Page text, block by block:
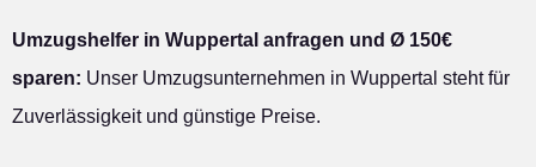
Umzugshelfer in Wuppertal anfragen und Ø 150€
sparen: Unser Umzugsunternehmen in Wuppertal steht für
Zuverlässigkeit und günstige Preise.